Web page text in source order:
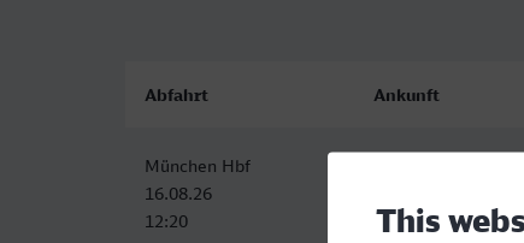
Abfahrt Ankunft
München Hbf
16.08.26
12:20
16:41